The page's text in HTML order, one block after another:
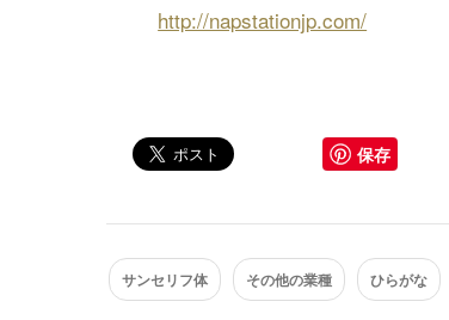
http://napstationjp.com/
保存
サンセリフ体 その他の業種 ひらがな